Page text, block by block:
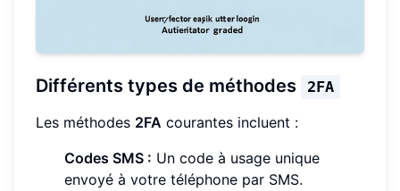
Différents types de méthodes
2FA
Les méthodes 2FA courantes incluent :
Codes SMS : Un code à usage unique
envoyé à votre téléphone par SMS.